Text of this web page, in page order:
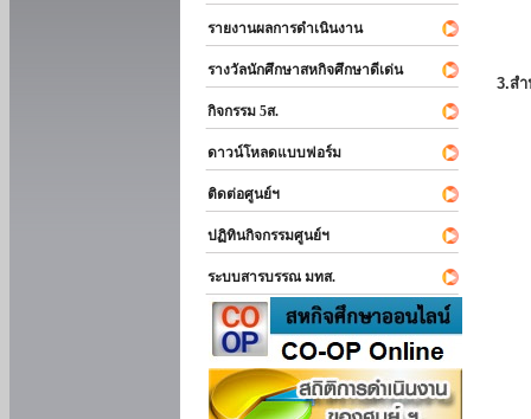
รายงานผลการดำเนินงาน
รางวัลนักศึกษาสหกิจศึกษาดีเด่น
กิจกรรม 5ส.
ดาวน์โหลดแบบฟอร์ม
ติดต่อศูนย์ฯ
ปฏิทินกิจกรรมศูนย์ฯ
ระบบสารบรรณ มทส.
3.ส